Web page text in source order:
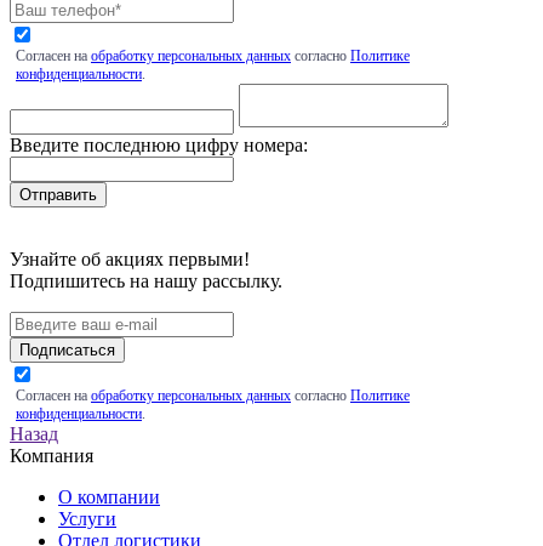
Согласен на обработку персональных данных согласно Политике
конфиденциальности.
Введите последнюю цифру номера:
Узнайте об акциях первыми!
Подпишитесь на нашу рассылку.
Подписаться
Согласен на обработку персональных данных согласно Политике
конфиденциальности.
Назад
Компания
О компании
Услуги
Отдел логистики